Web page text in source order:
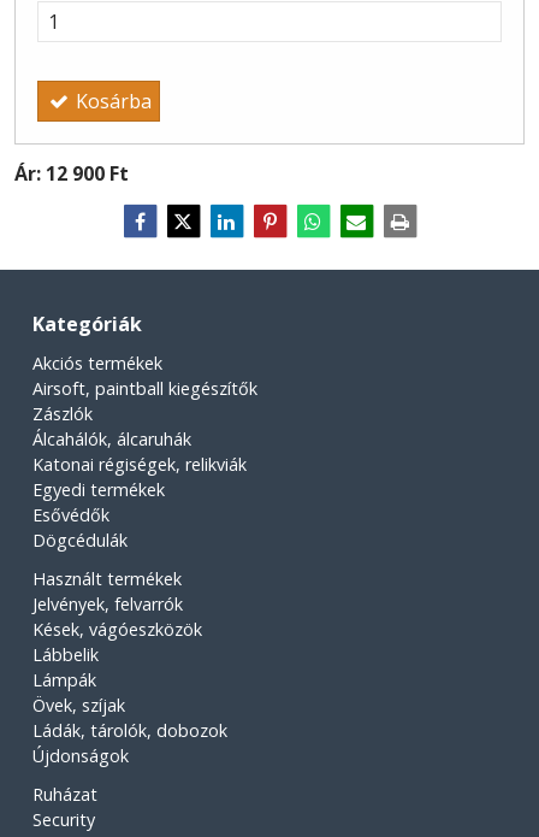
Kosárba
Ár: 12 900 Ft
Kategóriák
Akciós termékek
Airsoft, paintball kiegészítők
Zászlók
Álcahálók, álcaruhák
Katonai régiségek, relikviák
Egyedi termékek
Esővédők
Dögcédulák
Használt termékek
Jelvények, felvarrók
Kések, vágóeszközök
Lábbelik
Lámpák
Övek, szíjak
Ládák, tárolók, dobozok
Újdonságok
Ruházat
Security